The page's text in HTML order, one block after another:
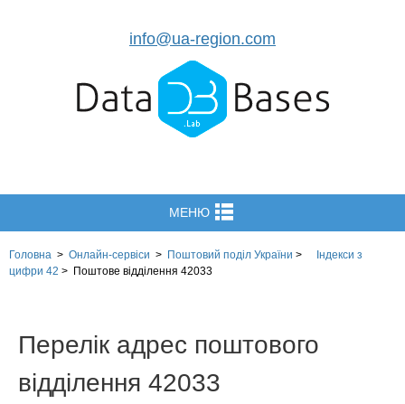
info@ua-region.com
МЕНЮ
Головна > Онлайн-сервіси > Поштовий поділ України >
Індекси з
цифри 42 > Поштове відділення 42033
Перелік адрес поштового
відділення 42033